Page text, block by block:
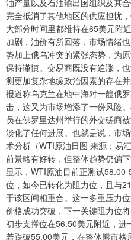
油产量以及石油输出国组织及其
完全抵消了其他地区的供应担忧
大部分时间里都维持在65美元附
加剧，油价有所回落，市场情绪
势加上俄乌冲突的紧张态势，为
保持谨慎。交易商既没有追涨，
测更加复杂地缘政治因素的存在
报道称乌克兰在地中海对一艘俄
击，这又为市场增添了一份风险
员在佛罗里达州举行的外交磋商
淡化了任何进展。也就是说，市
术分析（WTI原油日图 来源：易
前景略有好转，但整体趋势仍偏
显示，WTI原油目前正测试
位，如今已转化为阻力位，且与
于该区间相重合。这一多重压力
价格成功突破，下一关键阻力位
初步支撑位在56.50美元附近，进
若跌破55.00美元，在整体熊市